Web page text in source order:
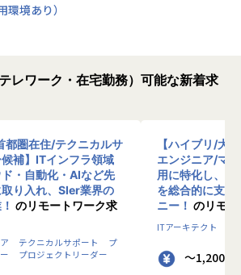
境あり）
レワーク・在宅勤務）可能な新着求
都圏在住/テクニカルサ
補】ITインフラ領域
・自動化・AIなど先
り入れ、SIer業界の
のリモートワーク求
テクニカルサポート
プ
プロジェクトリーダー
【ハイブリ/大
エンジニア/マ
用に特化し、
を総合的に支援
ニー！ のリモ
ITアーキテクト
～1,200